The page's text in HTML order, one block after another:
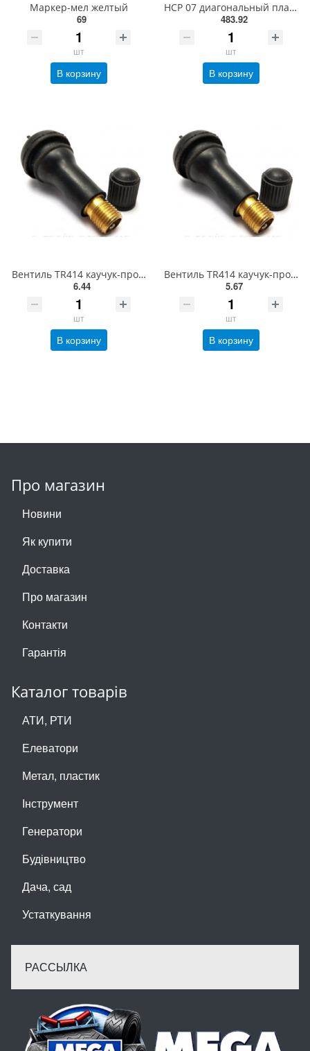
Маркер-мел желтый
69
шт
В корзину
HCP 07 диагональный пластырь 295 мм
483.92
шт
В корзину
Вентиль TR414 каучук-продается только по упаковкам(100 шт)
6.44
шт
В корзину
Вентиль TR414 каучук-продается только по упаковкам(100 шт)
5.67
шт
В корзину
Про магазин
Новини
Як купити
Доставка
Про магазин
Контакти
Гарантія
Каталог товарів
АТИ, РТИ
Елеватори
Метал, пластик
Інструмент
Генератори
Будівництво
Дача, сад
Устаткування
РАССЫЛКА